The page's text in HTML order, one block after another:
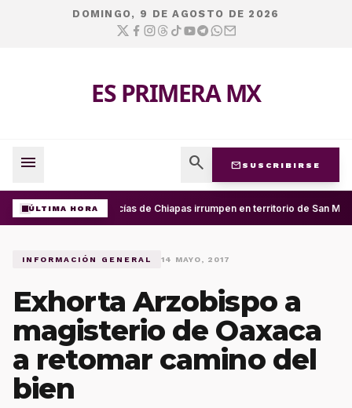
DOMINGO, 9 DE AGOSTO DE 2026
ES PRIMERA MX
menu search mail SUSCRIBIRSE
ÚLTIMA HORA Policías de Chiapas irrumpen en territorio de San
INFORMACIÓN GENERAL 14 MAYO, 2017
Exhorta Arzobispo a
magisterio de Oaxaca
a retomar camino del
bien